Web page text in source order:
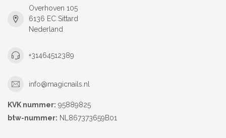
Overhoven 105
6136 EC Sittard
Nederland
+31464512389
info@magicnails.nl
KVK nummer: 95889825
btw-nummer: NL867373659B01